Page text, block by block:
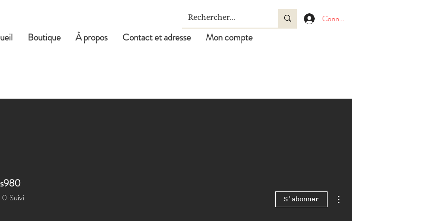
Boutique À propos Contact et adresse Mon compte
Connexion
0 Suivi S'abonner